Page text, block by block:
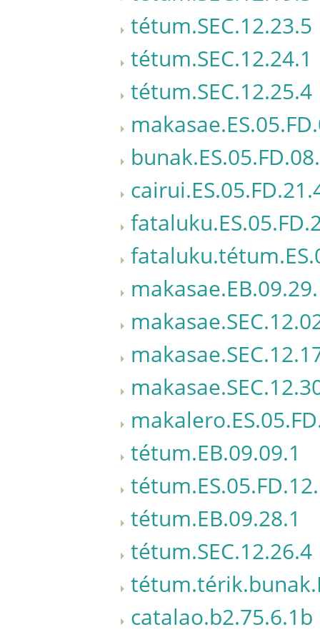
tétum.SEC.12.23.5
tétum.SEC.12.24.1
tétum.SEC.12.25.4
tétum.EB.09.09.1
tétum.EB.09.28.1
tétum.SEC.12.26.4
catalao.b2.75.6.1b